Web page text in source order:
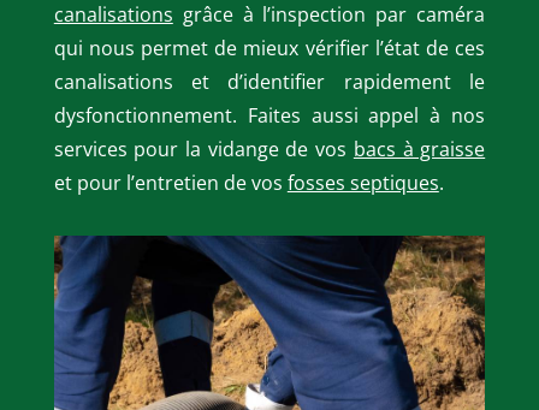
canalisations grâce à l’inspection par caméra
qui nous permet de mieux vérifier l’état de ces
canalisations et d’identifier rapidement le
dysfonctionnement. Faites aussi appel à nos
services pour la vidange de vos bacs à graisse
et pour l’entretien de vos fosses septiques.